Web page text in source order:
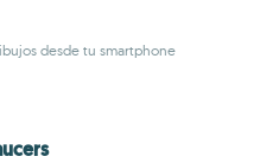
desde tu smartphone